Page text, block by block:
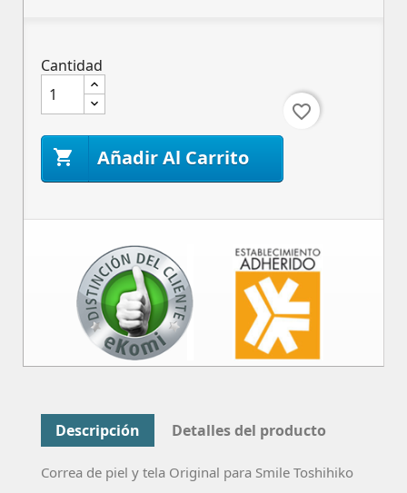
Cantidad
 Añadir Al Carrito
favorite_border
Descripción Detalles del producto
Correa de piel y tela Original para Smile Toshihiko